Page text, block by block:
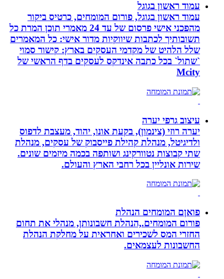
עמוד ראשון בגוגל
עמוד ראשון בגוגל, פורום המומחים, כרטיס ביקור
מהפכני אישי פרסום של עד 24 מאמרי תוכן המרת כל
תשובותיך לכתבות שיווקיות מדור אישי: כל המאמרים
שלל הלהיט של מקדמי העסקים בארץ: קישור סמוי
`שתול` בכל כתבה אינדקס לעסקים בדף הראשי של
Mcity
עיצוב גרפי יערה
יערה רוזי (צינמון), בקעת אונו, יהוד, מעצבת לדפוס
ולדיגיטל, מנהלת קהילת פייסבוק של עסקים, מנהלת
שתי קבוצות נטוורקינג ושותפה בכמה מיזמים שונים.
שירות אונליין בכל רחבי הארץ והעולם.
פואןם המומחים הנהלת
פורום המומחים.,הנהלת חשבונותן, מנהלי את תחום
החזרי המס לשכירים ואחראית על מחלקת הנהלת
החשבונות לעצמאים.